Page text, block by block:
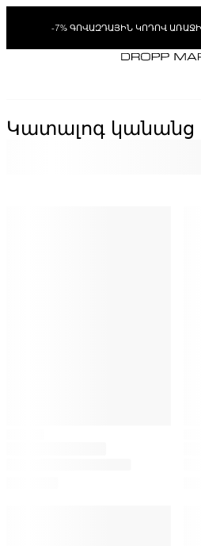
-7% ԳՈՎԱԶԴԱՅԻՆ ԿՈԴՈՎ
Կատալոգ կանանց